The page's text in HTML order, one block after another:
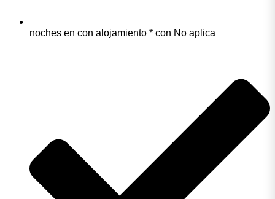
noches en con alojamiento * con No aplica